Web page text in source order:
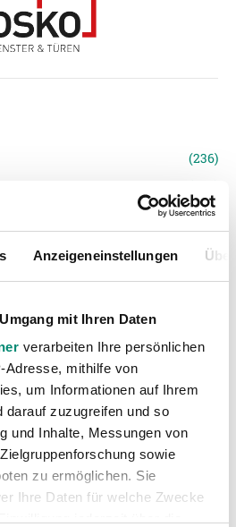
Anzeigeneinstellungen
mit Ihren Daten
verarbeiten Ihre persönlichen
Adresse, mithilfe von
um Informationen auf Ihrem
darauf zuzugreifen und so
und Inhalte, Messungen von
sowie
zu ermöglichen. Sie
Ihre Daten für welche Zwecke
(236)
(6)
(2867)
NÄCHSTER NEWSEINTRAG